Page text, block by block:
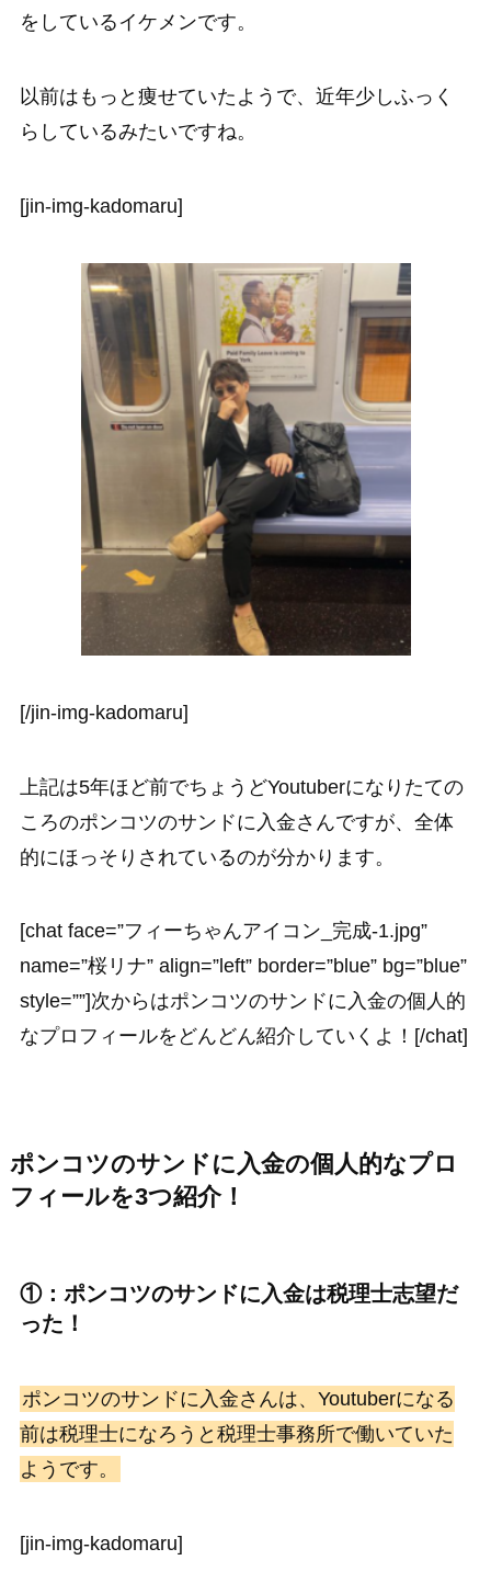
をしているイケメンです。
以前はもっと痩せていたようで、近年少しふっく
らしているみたいですね。
[jin-img-kadomaru]
[/jin-img-kadomaru]
上記は5年ほど前でちょうどYoutuberになりたての
ころのポンコツのサンドに入金さんですが、全体
的にほっそりされているのが分かります。
[chat face=”フィーちゃんアイコン_完成-1.jpg”
name=”桜リナ” align=”left” border=”blue” bg=”blue”
style=””]次からはポンコツのサンドに入金の個人的
なプロフィールをどんどん紹介していくよ！[/chat]
ポンコツのサンドに入金の個人的なプロ
フィールを3つ紹介！
①：ポンコツのサンドに入金は税理士志望だ
った！
ポンコツのサンドに入金さんは、Youtuberになる
前は税理士になろうと税理士事務所で働いていた
ようです。
[jin-img-kadomaru]